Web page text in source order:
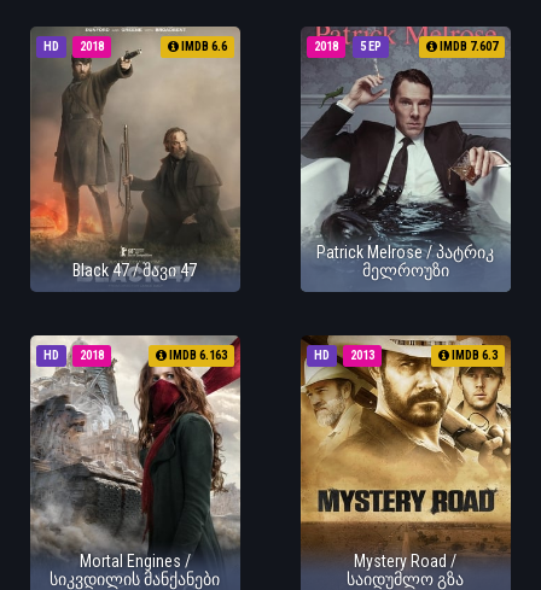
HD 2018 IMDB 6.6
Black 47 / შავი 47
5 EP
2018 IMDB 7.607
Patrick Melrose / პატრიკ
მელროუზი
HD 2018 IMDB 6.163
Mortal Engines /
სიკვდილის მანქანები
HD 2013 IMDB 6.3
Mystery Road /
საიდუმლო გზა